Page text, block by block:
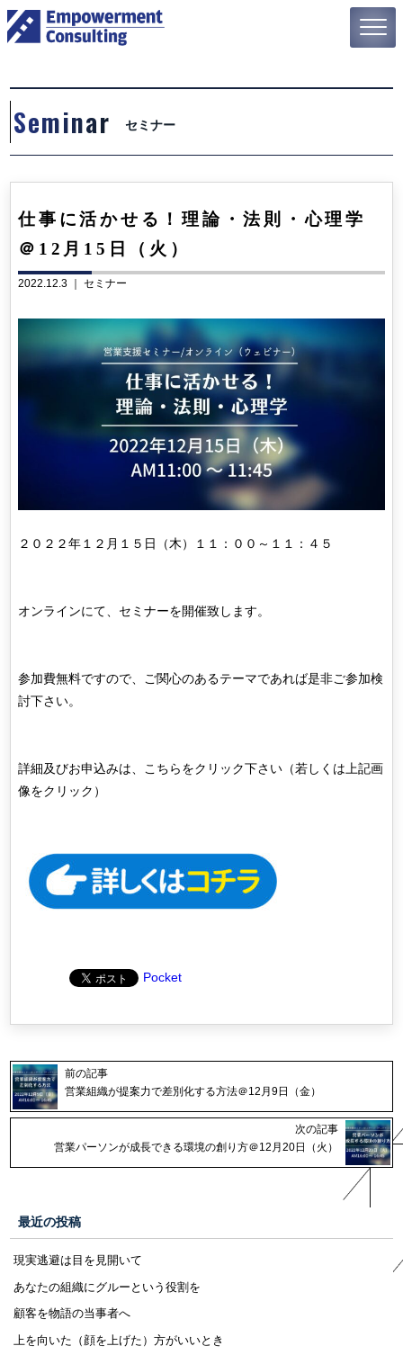
Seminar セミナー
仕事に活かせる！理論・法則・心理学
＠12月15日（火）
2022.12.3 ｜セミナー
２０２２年１２月１５日（木）１１：００～１１：４５
オンラインにて、セミナーを開催致します。
参加費無料ですので、ご関心のあるテーマであれば是非ご参加検
討下さい。
詳細及びお申込みは、こちらをクリック下さい（若しくは上記画
像をクリック）
Pocket
前の記事
営業組織が提案力で差別化する方法＠12月9日（金）
次の記事
営業パーソンが成長できる環境の創り方＠12月20日（火）
最近の投稿
現実逃避は目を見開いて
あなたの組織にグルーという役割を
顧客を物語の当事者へ
上を向いた（顔を上げた）方がいいとき